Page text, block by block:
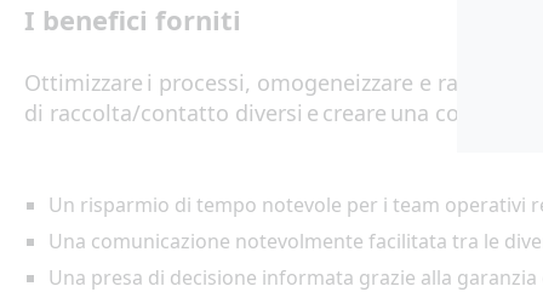
I benefici forniti
Ottimizzare i processi, omogeneizzare e
di raccolta/contatto diversi e creare una convergen
Un risparmio di tempo notevole per i team operativi r
Una comunicazione notevolmente facilitata tra le
Una presa di decisione informata grazie alla garanzia